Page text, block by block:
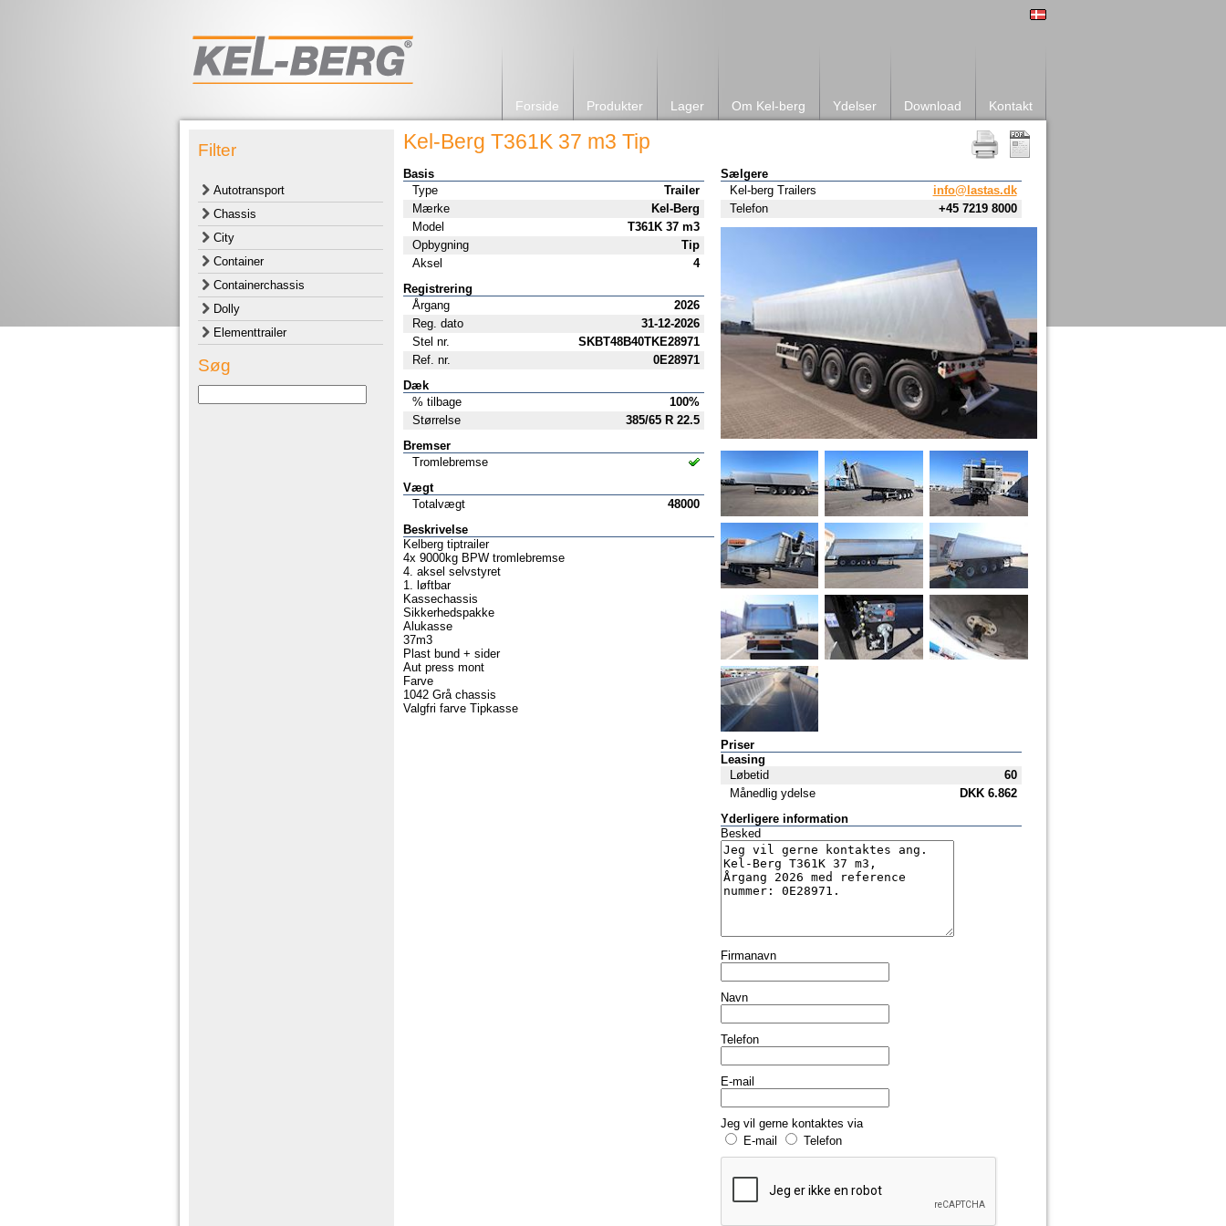
Forside Produkter Lager Om Kel-berg Ydelser Download Kontakt
Filter
Autotransport
Chassis
City
Container
Containerchassis
Dolly
Elementtrailer
Søg
Kel-Berg T361K 37 m3 Tip
Basis
Type
Trailer
Mærke
Kel-Berg
Model
T361K 37 m3
Opbygning
Tip
Aksel
4
Registrering
Årgang
2026
Reg. dato
31-12-2026
Stel nr.
SKBT48B40TKE28971
Ref. nr.
0E28971
Dæk
% tilbage
100%
Størrelse
385/65 R 22.5
Bremser
Tromlebremse
Vægt
Totalvægt
48000
Beskrivelse
Kelberg tiptrailer
4x 9000kg BPW tromlebremse
4. aksel selvstyret
1. løftbar
Kassechassis
Sikkerhedspakke
Alukasse
37m3
Plast bund + sider
Aut press mont
Farve
1042 Grå chassis
Valgfri farve Tipkasse
Sælgere
Kel-berg Trailers
info@lastas.dk
Telefon
+45 7219 8000
Priser
Leasing
Løbetid
60
Månedlig ydelse
DKK6.862
Yderligere information
Besked
Firmanavn
Navn
Telefon
E-mail
Jeg vil gerne kontaktes via
E-mail
Telefon